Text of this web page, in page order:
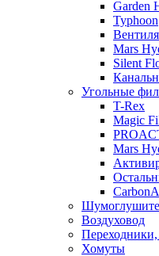
Garden
Typhoon
Mars
Silent
Угольные
T-Rex
Magic
Mars
Воздуховод
Хомуты